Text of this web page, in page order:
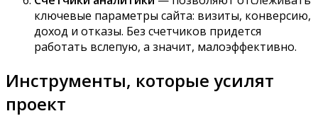
ключевые параметры сайта: визиты, конверсию,
доход и отказы. Без счетчиков придется
работать вслепую, а значит, малоэффективно.
Инструменты, которые усилят
проект